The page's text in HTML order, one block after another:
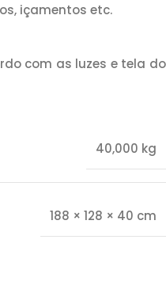
içamentos etc.
com as luzes e tela do
40,000 kg
188 × 128 × 40 cm